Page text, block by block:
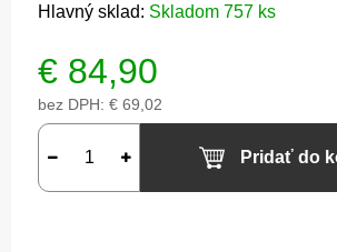
Hlavný sklad: Skladom 757 ks
€ 84,90
bez DPH: € 69,02
Pridať do